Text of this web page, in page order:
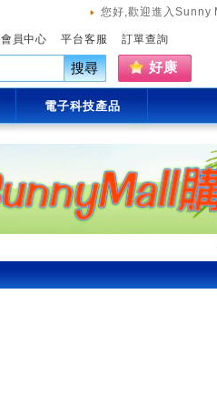
您好,歡迎進入Sunny
會員中心 平台客服 訂單查詢
搜尋 好康
電子科技產品